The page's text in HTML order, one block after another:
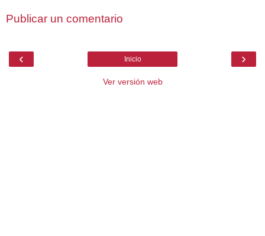
Publicar un comentario
‹ ›
Inicio
Ver versión web